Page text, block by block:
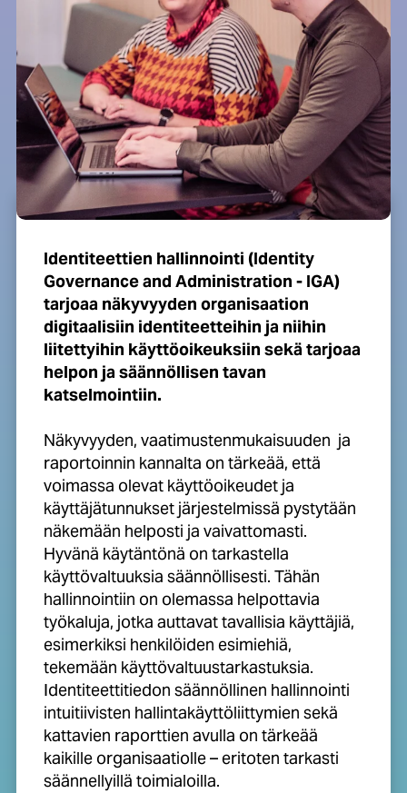
Identiteettien hallinnointi (Identity
Governance and Administration - IGA)
tarjoaa näkyvyyden organisaation
digitaalisiin identiteetteihin ja niihin
liitettyihin käyttöoikeuksiin sekä tarjoaa
helpon ja säännöllisen tavan
katselmointiin.
Näkyvyyden, vaatimustenmukaisuuden ja
raportoinnin kannalta on tärkeää, että
voimassa olevat käyttöoikeudet ja
käyttäjätunnukset järjestelmissä pystytään
näkemään helposti ja vaivattomasti.
Hyvänä käytäntönä on tarkastella
käyttövaltuuksia säännöllisesti. Tähän
hallinnointiin on olemassa helpottavia
työkaluja, jotka auttavat tavallisia käyttäjiä,
esimerkiksi henkilöiden esimiehiä,
tekemään käyttövaltuustarkastuksia.
Identiteettitiedon säännöllinen hallinnointi
intuitiivisten hallintakäyttöliittymien sekä
kattavien raporttien avulla on tärkeää
kaikille organisaatiolle – eritoten tarkasti
säännellyillä toimialoilla.